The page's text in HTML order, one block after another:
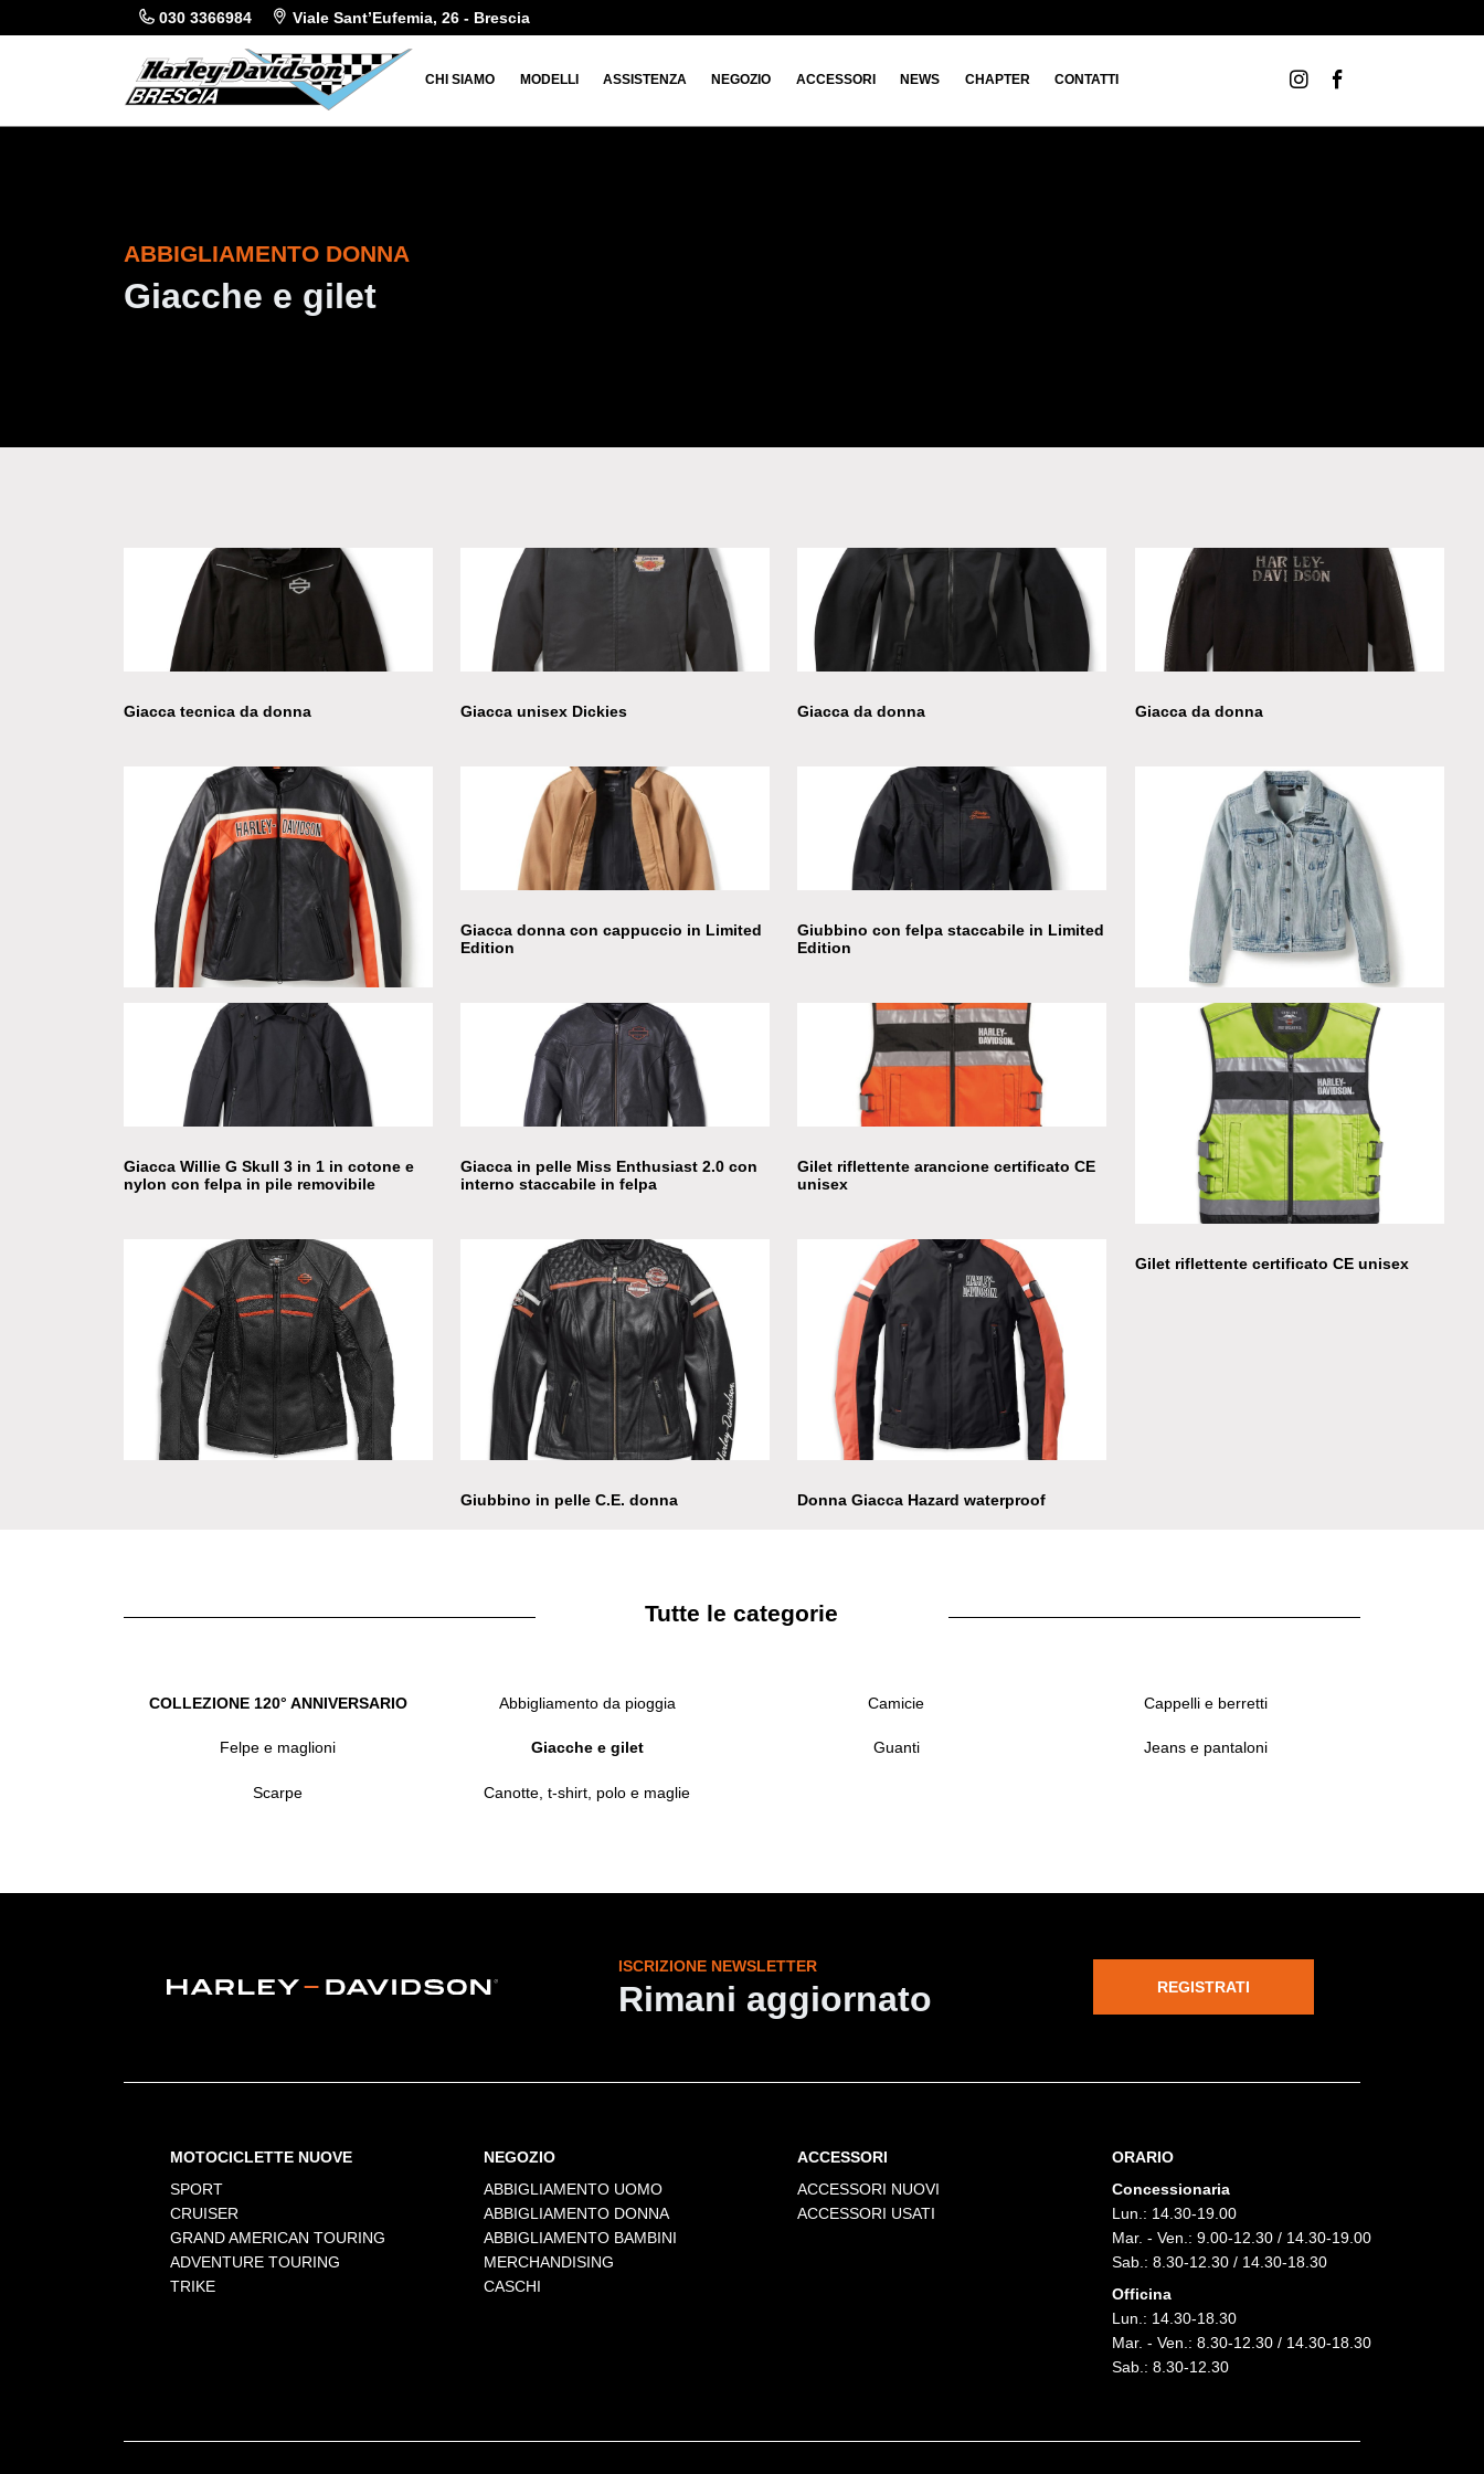
030 3366984 Viale Sant’Eufemia, 26 - Brescia
CHI SIAMO MODELLI ASSISTENZA NEGOZIO ACCESSORI NEWS CHAPTER CONTATTI
ABBIGLIAMENTO DONNA
Giacche e gilet
Giacca tecnica da donna Giacca unisex Dickies Giacca da donna Giacca da donna
Giubbotto donna in pelle
Giacca donna con cappuccio in Limited
Edition
Giubbino con felpa staccabile in Limited
Edition
Giubbino denim in Limited Edition
Giacca Willie G Skull 3 in 1 in cotone e
nylon con felpa in pile removibile
Giacca in pelle Miss Enthusiast 2.0 con
interno staccabile in felpa
Gilet riflettente arancione certificato CE
unisex
Gilet riflettente certificato CE unisex
Giacca in pelle e tessuto Brawler interno
staccabile donna
Giubbino in pelle C.E. donna Donna Giacca Hazard waterproof
Tutte le categorie
COLLEZIONE 120° ANNIVERSARIO Abbigliamento da pioggia Camicie Cappelli e berretti
Felpe e maglioni Giacche e gilet Guanti Jeans e pantaloni
Scarpe Canotte, t-shirt, polo e maglie
ISCRIZIONE NEWSLETTER
Rimani aggiornato REGISTRATI
MOTOCICLETTE NUOVE
SPORT
CRUISER
GRAND AMERICAN TOURING
ADVENTURE TOURING
TRIKE
NEGOZIO
ABBIGLIAMENTO UOMO
ABBIGLIAMENTO DONNA
ABBIGLIAMENTO BAMBINI
MERCHANDISING
CASCHI
ACCESSORI
ACCESSORI NUOVI
ACCESSORI USATI
ORARIO
Concessionaria
Lun.: 14.30-19.00
Mar. - Ven.: 9.00-12.30 / 14.30-19.00
Sab.: 8.30-12.30 / 14.30-18.30
Officina
Lun.: 14.30-18.30
Mar. - Ven.: 8.30-12.30 / 14.30-18.30
Sab.: 8.30-12.30